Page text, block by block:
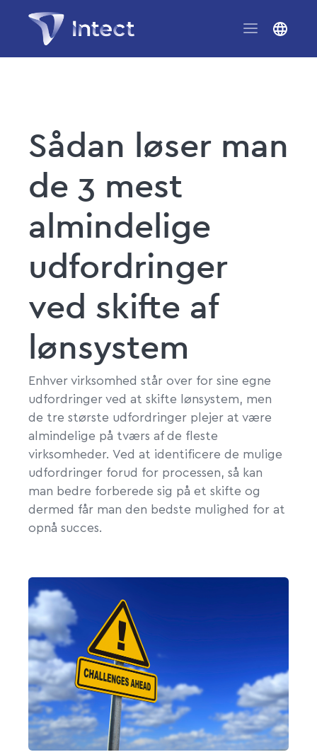
Sådan løser man
de 3 mest
almindelige
udfordringer
ved skifte af
lønsystem
Enhver virksomhed står over for sine egne
udfordringer ved at skifte lønsystem, men
de tre største udfordringer plejer at være
almindelige på tværs af de fleste
virksomheder. Ved at identificere de mulige
udfordringer forud for processen, så kan
man bedre forberede sig på et skifte og
dermed får man den bedste mulighed for at
opnå succes.